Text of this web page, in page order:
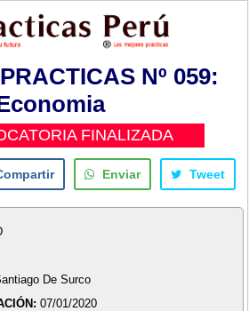
Nº 059:
FINALIZADA
Enviar Tweet
De Surco
07/01/2020